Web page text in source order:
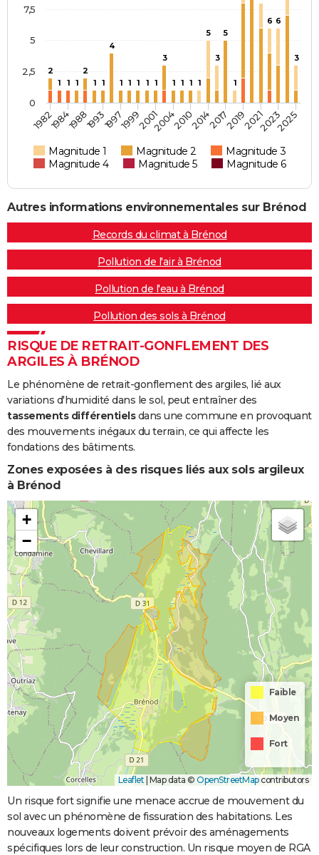
2
1
1 1
2
1 1
4
1 1 1 1 1
3
1 1 1 1
5
3
5
1
6 6
3
Magnitude 1 Magnitude 2
Magnitude 3
Magnitude 4
Magnitude 5 Magnitude 6
198219841988199319971999200120042010201420172019202120232025
0
2,5
5
7,5
Autres informations environnementales sur Brénod
Records du climat à Brénod
Pollution de l'air à Brénod
Pollution de l'eau à Brénod
Pollution des sols à Brénod
RISQUE DE RETRAIT-GONFLEMENT DES
ARGILES À BRÉNOD
Le phénomène de retrait-gonflement des argiles, lié aux
variations d'humidité dans le sol, peut entraîner des
tassements différentielsdans une commune en provoquant
des mouvements inégaux du terrain, ce qui affecte les
fondations des bâtiments.
Zones exposées à des risques liés aux sols argileux
à Brénod
+
−
Faible
Moyen
Fort
Leaflet | Map data © OpenStreetMapcontributors
Un risque fort signifie une menace accrue de mouvement du
sol avec un phénomène de fissuration des habitations. Les
nouveaux logements doivent prévoir des aménagements
spécifiques lors de leur construction. Un risque moyen de RGA